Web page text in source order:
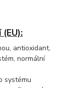
antioxidant,
normální
systému